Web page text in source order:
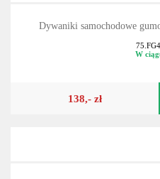
Dywaniki samochodowe
W
138,- zł